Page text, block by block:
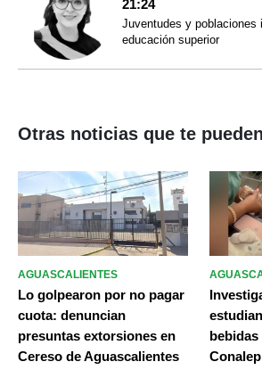
21:24
Juventudes y poblaciones
educación superior
Otras noticias que te
AGUASCALIENTES
Lo golpearon por no pagar
cuota: denuncian
presuntas extorsiones en
Cereso de Aguascalientes